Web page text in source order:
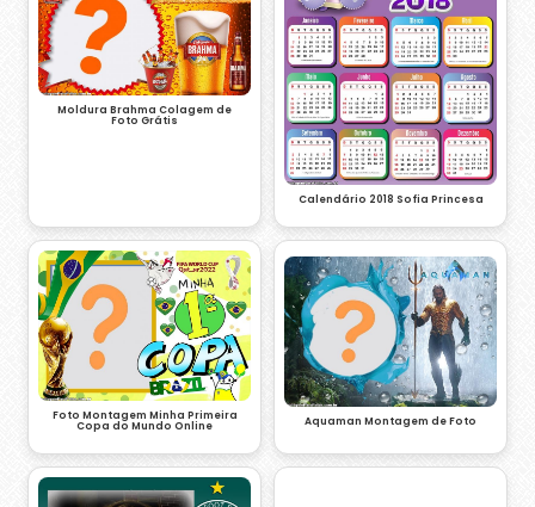
Moldura Brahma Colagem de
Foto Grátis
Calendário 2018 Sofia Princesa
Foto Montagem Minha Primeira
Copa do Mundo Online Aquaman Montagem de Foto